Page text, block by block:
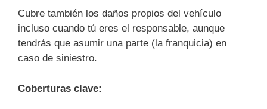
Cubre también los daños propios del vehículo
incluso cuando tú eres el responsable, aunque
tendrás que asumir una parte (la franquicia) en
caso de siniestro.
Coberturas clave: